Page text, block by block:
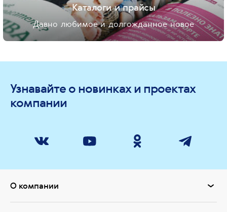
Каталоги и прайсы
Давно любимое и долгожданное новое
Узнавайте о новинках и проектах
компании
О компании